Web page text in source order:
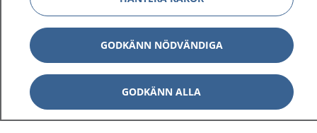
vårdärenden. Ring telefonnummer 1177 för
sjukvårdsrådgivning dygnet runt.
1177 ger dig råd när du vill må bättre.
GODKÄNN NÖDVÄNDIGA
GODKÄNN ALLA